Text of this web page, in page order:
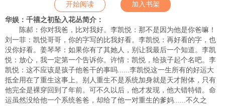
开始阅读 加入书架
华娱：千禧之初坠入花丛简介：
陈郝：你对我爸，比对我好。李凯悦：那不是因为他是你爸嘛！
刘一菲：凯悦哥哥，你的字写的比我好看。李凯悦：再好看的字，也
没你好看。姜琴琴：如果你有了其她人，别让我最后一个知道。李凯
悦：放心，我一定第一个告诉你。许情：凯悦，给孩子起个名吧。李
凯悦：这不应该是孩子他爸干的事吗......李凯悦这一生所有的好运大
抵全用在了重生这事上。别人重生不是系统加身就是天才附体，只有
他完全是裸穿回到了年前。可不久以后，他才发现，他大错特错。命
运虽然没给他一个系统爸爸，却给了他一对重生的爹妈......不久之